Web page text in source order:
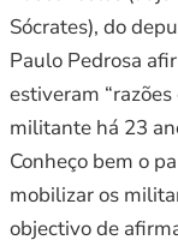
Sócrates), do
Paulo Pedrosa
estiveram
militante há 23
Conheço bem o
mobilizar os
objectivo de